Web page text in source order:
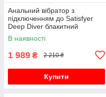
Анальний вібратор з
підключенням до Satisfyer
Deep Diver блакитний
В наявності
1 989 ₴ 2 210 ₴
Купити